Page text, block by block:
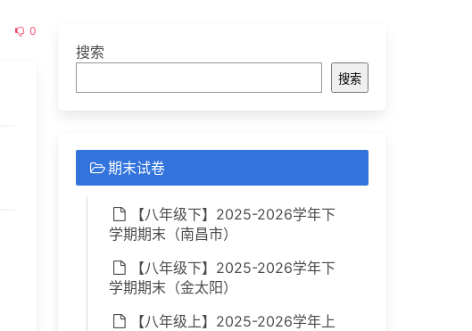
0
搜索
搜索
期末试卷
【八年级下】2025-2026学年下
学期期末（南昌市）
【八年级下】2025-2026学年下
学期期末（金太阳）
【八年级上】2025-2026学年上